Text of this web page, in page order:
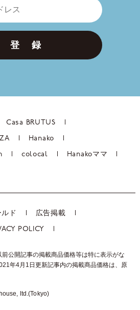
登 録
Casa BRUTUS
Hanako
colocal Hanakoママ
ド 広告掲載
POLICY
公開記事の掲載商品価格等は特に表示がな
年4月1日更新記事内の掲載商品価格は、 原
ltd.(Tokyo)